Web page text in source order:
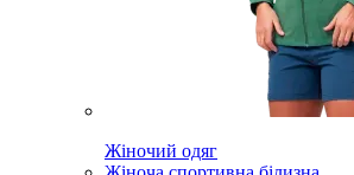
Жіночий одяг